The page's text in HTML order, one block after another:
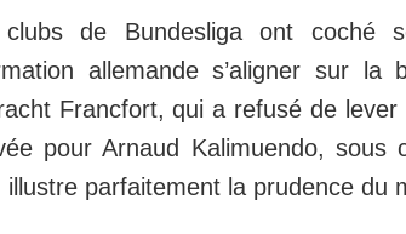
clubs de Bundesliga ont coché
allemande s’aligner sur la
Francfort, qui a refusé de
pour Arnaud Kalimuendo, sous
parfaitement la prudence du